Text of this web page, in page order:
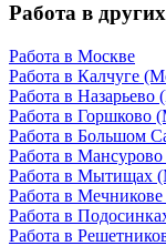
Работа в
Работа в Москве
Работа в Калчуге
Работа в Назарьево
Работа в Горшково
Работа в Большом
Работа в
Работа в Мытищах
Работа в
Работа в
Работа в